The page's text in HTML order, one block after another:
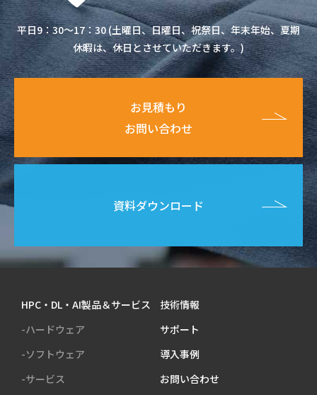
平日9：30～17：30 (土曜日、日曜日、祝祭日、年末年始、夏期
休暇は、休日とさせていただきます。)
お見積もり
お問い合わせ
資料ダウンロード
HPC・DL・AI製品＆サービス
-ハードウェア
-ソフトウェア
-サービス
技術情報
サポート
導入事例
お問い合わせ